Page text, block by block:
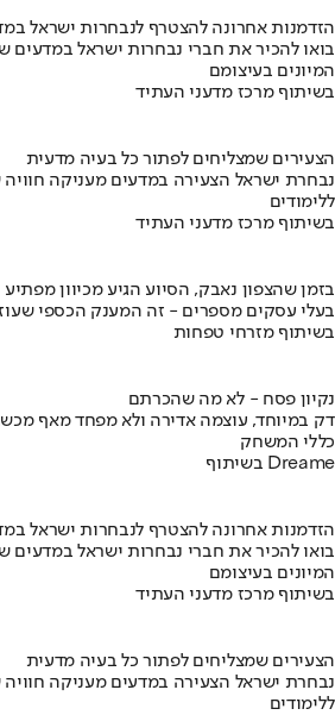
הזדמנות אחרונה להצטרף לנבחרות ישראל
בואו להכיר את חברי נבחרות ישראל במדעים
המיונים בעיצומם
בשיתוף מרכז מדעני העתיד
הצעירים שמצליחים לפתור כל בעיה מדעית
נבחרת ישראל הצעירה במדעים מעניקה
ללימודים
בשיתוף מרכז מדעני העתיד
בזמן שהצפון נאבק, הסיוע הגיע מכיוון מפתיע
בעלי עסקים מספרים - זה המענק הכספי
בשיתוף מזרחי טפחות
נקיון פסח - לא מה שהכרתם
דק במיוחד, עוצמה אדירה ולא מפחד מאף
כללי המשחק
בשיתוף Dreame
הזדמנות אחרונה להצטרף לנבחרות ישראל
בואו להכיר את חברי נבחרות ישראל במדעים
המיונים בעיצומם
בשיתוף מרכז מדעני העתיד
הצעירים שמצליחים לפתור כל בעיה מדעית
נבחרת ישראל הצעירה במדעים מעניקה
ללימודים